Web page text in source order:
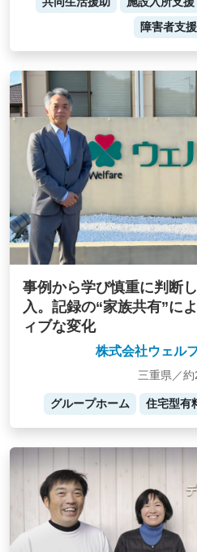
障害者支
事例から学び慎重に判断
入。記録の“家族共有”に
ィブな変化
株式会社ウェル
三重県／約
グループホーム 住宅型有